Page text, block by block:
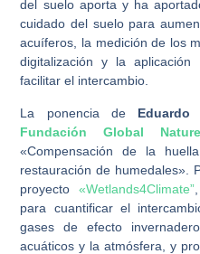
del suelo aporta y ha
cuidado del suelo para
acuíferos, la medición de los
digitalización y la aplicación
facilitar el intercambio.
La ponencia de
Fundación Global Nature
«Compensación de la
restauración de humedales».
proyecto«Wetlands4Climate”
para cuantificar el
gases de efecto
acuáticos y la atmósfera, y